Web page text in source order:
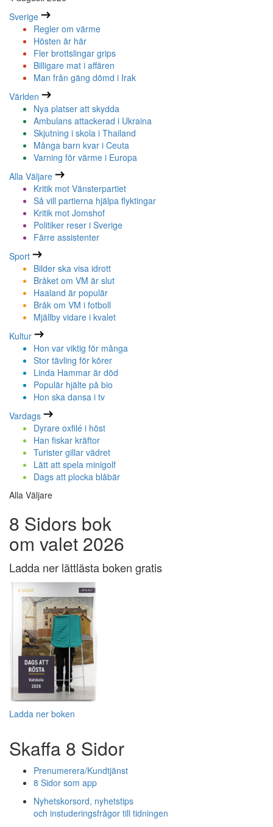
Sverige
Regler om värme
Hösten är här
Fler brottslingar grips
Billigare mat i affären
Man från gäng dömd i Irak
Världen
Nya platser att skydda
Ambulans attackerad i Ukraina
Skjutning i skola i Thailand
Många barn kvar i Ceuta
Varning för värme i Europa
Alla Väljare
Kritik mot Vänsterpartiet
Så vill partierna hjälpa flyktingar
Kritik mot Jomshof
Politiker reser i Sverige
Färre assistenter
Sport
Bilder ska visa idrott
Bråket om VM är slut
Haaland är populär
Bråk om VM i fotboll
Mjällby vidare i kvalet
Kultur
Hon var viktig för många
Stor tävling för körer
Linda Hammar är död
Populär hjälte på bio
Hon ska dansa i tv
Vardags
Dyrare oxfilé i höst
Han fiskar kräftor
Turister gillar vädret
Lätt att spela minigolf
Dags att plocka blåbär
Alla Väljare
8 Sidors bok
om valet 2026
Ladda ner lättlästa boken gratis
Ladda ner boken
Skaffa 8 Sidor
Prenumerera/Kundtjänst
8 Sidor som app
Nyhetskorsord, nyhetstips
och instuderingsfrågor till tidningen